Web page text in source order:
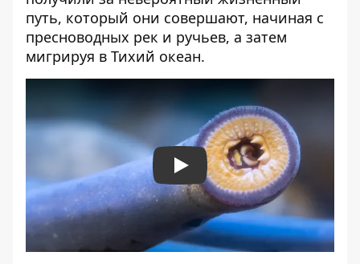
путь, который они совершают, начиная с
пресноводных рек и ручьев, а затем
мигрируя в Тихий океан.
Play